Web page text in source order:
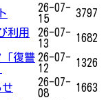
26-07-
15
3797
利用
26-07-
13
1682
「復讐 26-07-
12
1326
26-07-
08
1663